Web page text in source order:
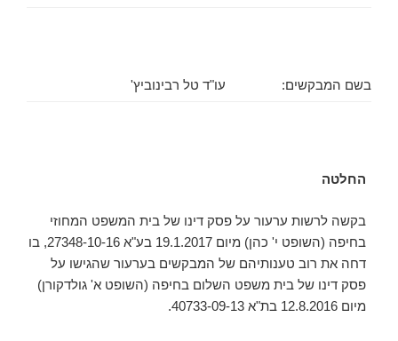
בשם המבקשים: עו"ד טל רבינוביץ'
החלטה
בקשה לרשות ערעור על פסק דינו של בית המשפט המחוזי
בחיפה (השופט י' כהן) מיום 19.1.2017 בע"א 27348-10-16, בו
דחה את רוב טענותיהם של המבקשים בערעור שהגישו על
פסק דינו של בית משפט השלום בחיפה (השופט א' גולדקורן)
מיום 12.8.2016 בת"א 40733-09-13.